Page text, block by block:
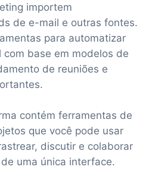
importem
de e-mail e outras fontes.
para automatizar
base em modelos de
de reuniões e
contém ferramentas de
que você pode usar
discutir e colaborar
uma única interface.